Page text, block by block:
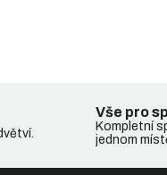
Vše pro
Kompletní
jednom